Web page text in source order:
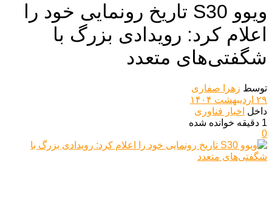
ویوو S30 تاریخ رونمایی خود را
اعلام کرد: رویدادی بزرگ با
شگفتی‌های متعدد
توسط زهرا صفاری
۲۹ اردیبهشت ۱۴۰۴
داخل اخبار فناوری
1 دقیقه خوانده شده
0